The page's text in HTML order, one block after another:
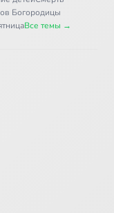
Богородицы
Все темы →